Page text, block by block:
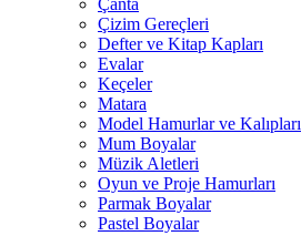
Çanta
Çizim Gereçleri
Defter ve Kitap Kapları
Evalar
Keçeler
Matara
Model Hamurlar ve Kalıpları
Mum Boyalar
Müzik Aletleri
Oyun ve Proje Hamurları
Parmak Boyalar
Pastel Boyalar